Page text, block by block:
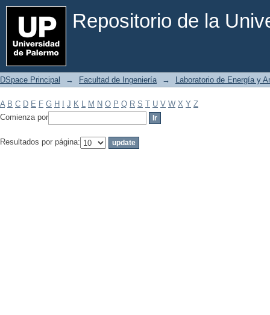
Repositorio de la
Filtrar por: Materia
DSpace Principal → Facultad de Ingeniería → Laboratorio de Energía y
A B C D E F G H J K L M N O P Q R S T U V W X Y Z
Comienza por
Resultados por página: